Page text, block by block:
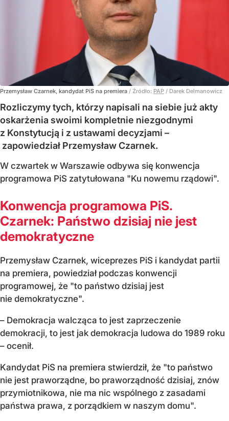
Przemysław Czarnek, kandydat PiS na premiera / Źródło: PAP / Darek Delmanowicz
Rozliczymy tych, którzy napisali na siebie już akty
oskarżenia swoimi kompletnie niezgodnymi
z Konstytucją i z ustawami decyzjami –
zapowiedział Przemysław Czarnek.
W czwartek w Warszawie odbywa się konwencja
programowa PiS zatytułowana "Ku nowemu rządowi".
Konwencja programowa PiS.
Czarnek: Państwo dzisiaj nie jest
demokratyczne
Przemysław Czarnek, wiceprezes PiS i kandydat partii
na premiera, powiedział podczas konwencji
programowej, że "to państwo dzisiaj jest
nie demokratyczne".
– Demokracja walcząca to jest zaprzeczenie
demokracji, to jest jak demokracja ludowa do 1989 roku
– ocenił.
Kandydat PiS na premiera stwierdził, że "to państwo
nie jest praworządne, bo praworządność dzisiaj, znów
przymiotnikowa, nie ma nic wspólnego z zasadami
państwa prawa, z porządkiem w naszym domu".